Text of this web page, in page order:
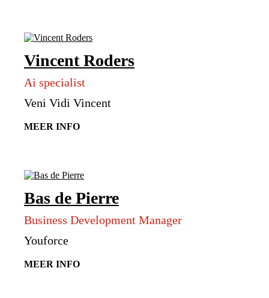
Vincent Roders
Ai specialist
Veni Vidi Vincent
MEER INFO
Bas de Pierre
Business Development Manager
Youforce
MEER INFO